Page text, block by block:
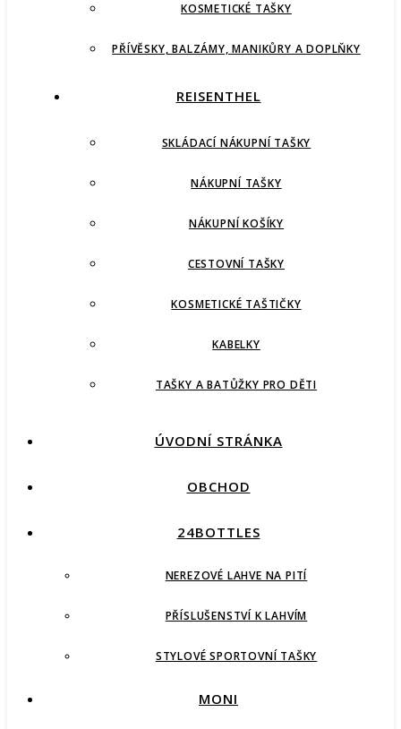
KOSMETICKÉ TAŠKY
PŘÍVĚSKY, BALZÁMY, MANIKŮRY A DOPLŇKY
REISENTHEL
SKLÁDACÍ NÁKUPNÍ TAŠKY
NÁKUPNÍ TAŠKY
NÁKUPNÍ KOŠÍKY
CESTOVNÍ TAŠKY
KOSMETICKÉ TAŠTIČKY
KABELKY
TAŠKY A BATŮŽKY PRO DĚTI
ÚVODNÍ STRÁNKA
OBCHOD
24BOTTLES
NEREZOVÉ LAHVE NA PITÍ
PŘÍSLUŠENSTVÍ K LAHVÍM
STYLOVÉ SPORTOVNÍ TAŠKY
MONI